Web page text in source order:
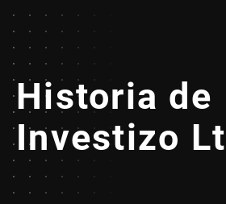
Historia de
Investizo